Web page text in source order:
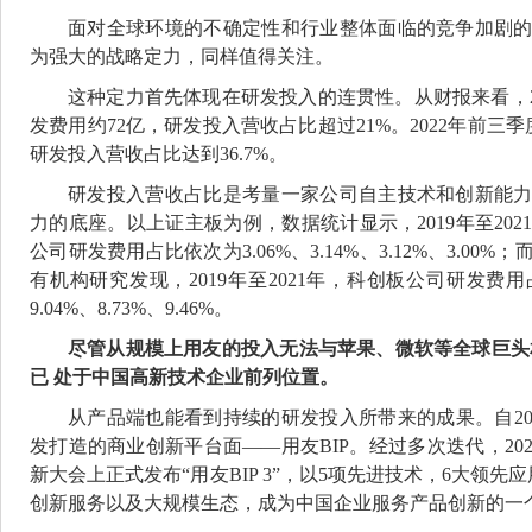
面对全球环境的不确定性和行业整体面临的竞争加剧
为强大的战略定力，同样值得关注。
这种定力首先体现在研发投入的连贯性。从财报来看
发费用约72亿，研发投入营收占比超过21%。2022年前三
研发投入营收占比达到36.7%。
研发投入营收占比是考量一家公司自主技术和创新能
力的底座。以上证主板为例，数据统计显示，2019年至
公司研发费用占比依次为3.06%、3.14%、3.12%、3.00%
有机构研究发现，2019年至2021年，科创板公司研发费
9.04%、8.73%、9.46%。
尽管从规模上用友的投入无法与苹果、微软等全球巨
已 处于中国高新技术企业前列位置。
从产品端也能看到持续的研发投入所带来的成果。自
发打造的商业创新平台面——用友BIP。经过多次迭代，
新大会上正式发布“用友BIP 3”，以5项先进技术，6大领先
创新服务以及大规模生态，成为中国企业服务产品创新的一